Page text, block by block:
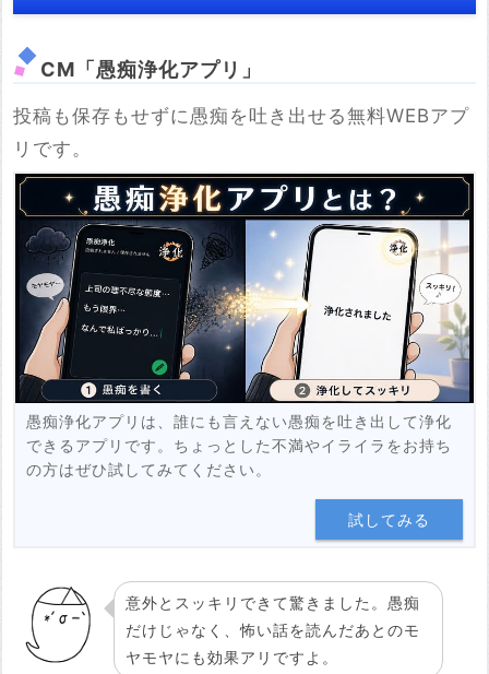
※YouTubeのURL
例：https://www.youtube.com/watch?v=***********
例：https://youtu.be/***********
投稿する
CM「愚痴浄化アプリ」
投稿も保存もせずに愚痴を吐き出せる無料WEBアプ
リです。
愚痴浄化アプリは、誰にも言えない愚痴を吐き出して浄化
できるアプリです。ちょっとした不満やイライラをお持ち
の方はぜひ試してみてください。
試してみる
意外とスッキリできて驚きました。愚痴
だけじゃなく、怖い話を読んだあとのモ
ヤモヤにも効果アリですよ。